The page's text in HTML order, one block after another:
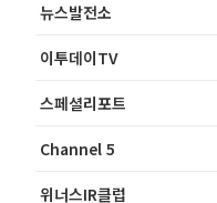
뉴스발전소
이투데이TV
스페셜리포트
Channel 5
위너스IR클럽